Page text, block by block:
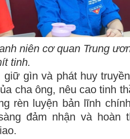
niên cơ quan Trung
tinh.
giữ gìn và phát huy
cha ông, nêu cao tinh
rèn luyện bản lĩnh
đảm nhận và hoàn